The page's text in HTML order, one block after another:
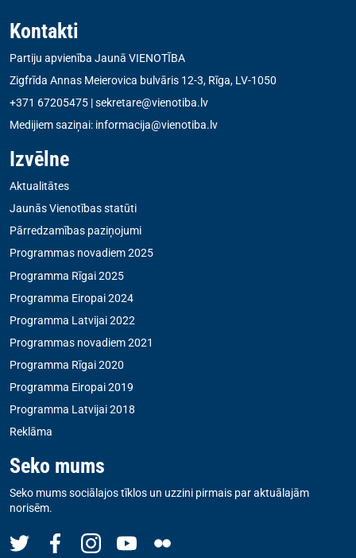
Kontakti
Partiju apvienība Jaunā VIENOTĪBA
Zigfrīda Annas Meierovica bulvāris 12-3, Rīga, LV-1050
+371 67205475 |sekretare@vienotiba.lv
Medijiem saziņai: informacija@vienotiba.lv
Izvēlne
Aktualitātes
Jaunās Vienotības statūti
Pārredzamības paziņojumi
Programmas novadiem 2025
Programma Rīgai 2025
Programma Eiropai 2024
Programma Latvijai 2022
Programmas novadiem 2021
Programma Rīgai 2020
Programma Eiropai 2019
Programma Latvijai 2018
Reklāma
Seko mums
Seko mums sociālajos tīklos un uzzini pirmais par aktuālajām
norisēm.